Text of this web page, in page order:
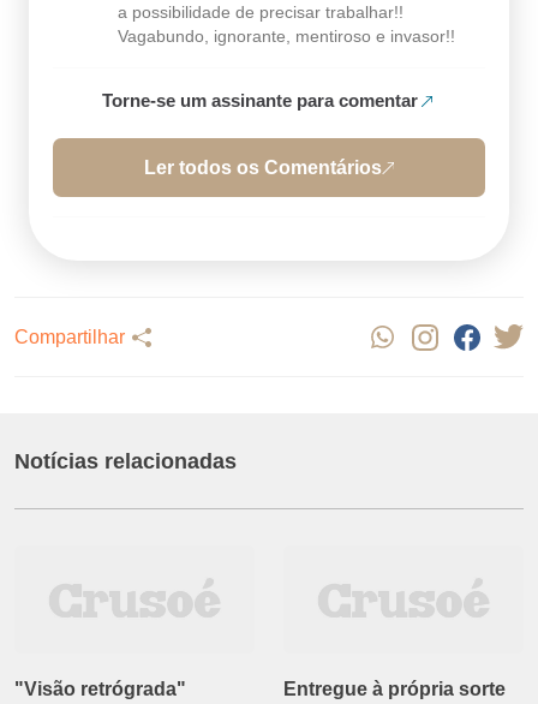
a possibilidade de precisar trabalhar!!
Vagabundo, ignorante, mentiroso e invasor!!
Torne-se um assinante para comentar
Ler todos os Comentários
Compartilhar
Notícias relacionadas
"Visão retrógrada" Entregue à própria sorte